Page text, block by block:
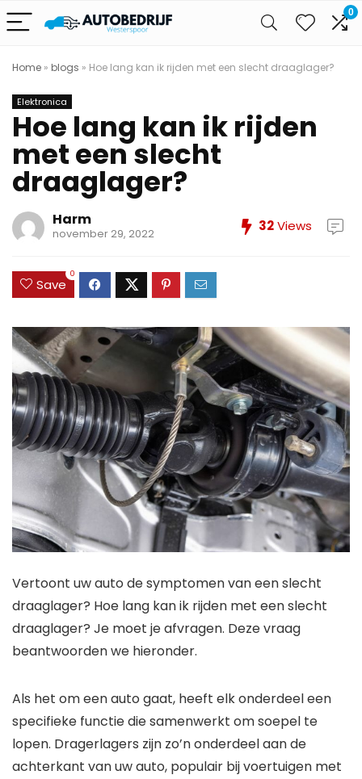
0
Home » blogs » Hoe lang kan ik rijden met een slecht draaglager?
Elektronica
Hoe lang kan ik rijden
met een slecht
draaglager?
Harm
november 29, 2022 32Views
Save
0
Vertoont uw auto de symptomen van een slecht
draaglager? Hoe lang kan ik rijden met een slecht
draaglager? Je moet je afvragen. Deze vraag
beantwoorden we hieronder.
Als het om een ​​auto gaat, heeft elk onderdeel een
specifieke functie die samenwerkt om soepel te
lopen. Dragerlagers zijn zo’n onderdeel aan de
achterkant van uw auto, populair bij voertuigen met